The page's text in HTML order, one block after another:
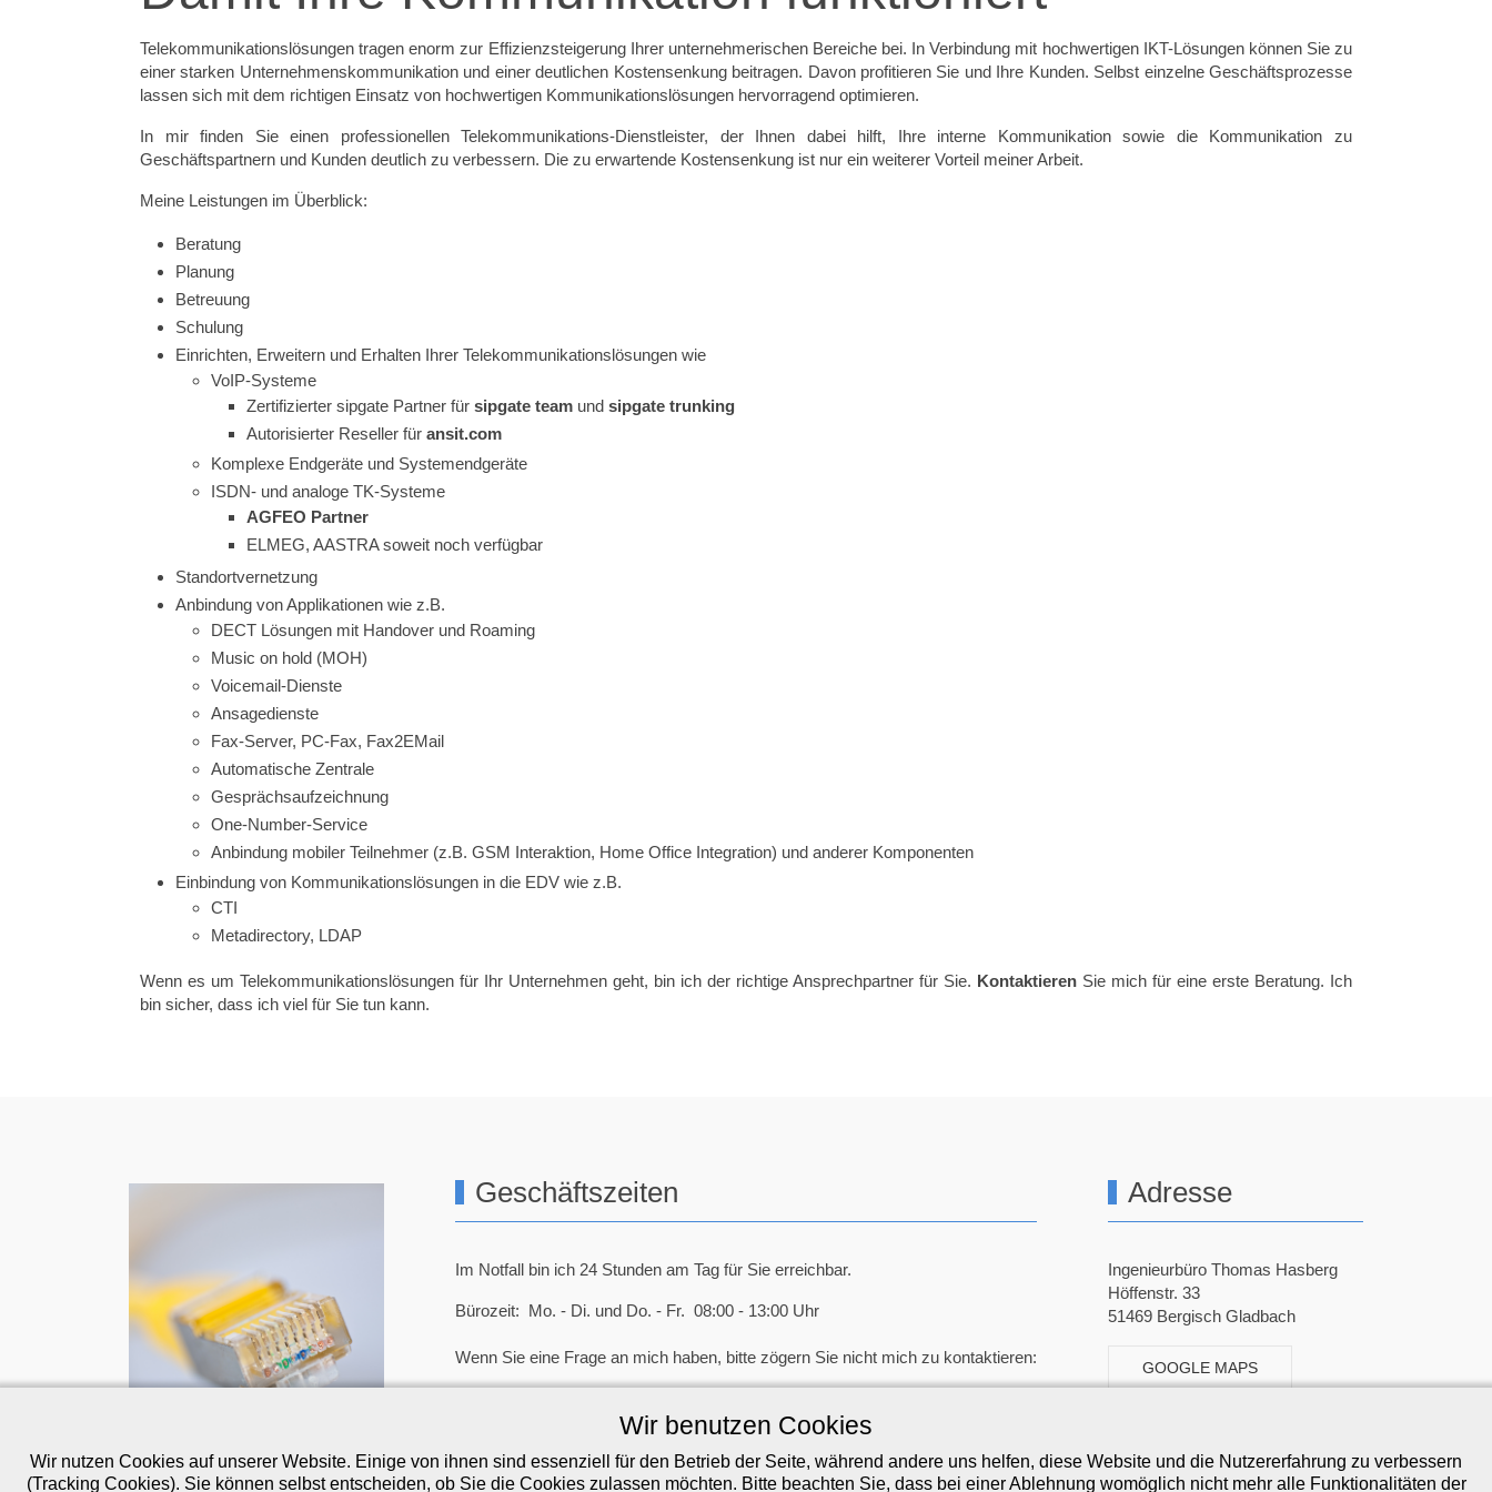
Telekommunikationslösungen tragen enorm zur Effizienzsteigerung Ihrer unternehmerischen Bereiche bei. In Verbindung mit hochwertigen IKT-Lösungen können Sie zu
einer starken Unternehmenskommunikation und einer deutlichen Kostensenkung beitragen. Davon profitieren Sie und Ihre Kunden. Selbst einzelne Geschäftsprozesse
lassen sich mit dem richtigen Einsatz von hochwertigen Kommunikationslösungen hervorragend optimieren.
In mir finden Sie einen professionellen Telekommunikations-Dienstleister, der Ihnen dabei hilft, Ihre interne Kommunikation sowie die Kommunikation zu
Geschäftspartnern und Kunden deutlich zu verbessern. Die zu erwartende Kostensenkung ist nur ein weiterer Vorteil meiner Arbeit.
Meine Leistungen im Überblick:
Beratung
Planung
Betreuung
Schulung
Einrichten, Erweitern und Erhalten Ihrer Telekommunikationslösungen wie
VoIP-Systeme
Zertifizierter sipgate Partner für sipgate team und sipgate trunking
Autorisierter Reseller für ansit.com
Komplexe Endgeräte und Systemendgeräte
ISDN- und analoge TK-Systeme
AGFEO Partner
ELMEG, AASTRA soweit noch verfügbar
Standortvernetzung
Anbindung von Applikationen wie z.B.
DECT Lösungen mit Handover und Roaming
Music on hold (MOH)
Voicemail-Dienste
Ansagedienste
Fax-Server, PC-Fax, Fax2EMail
Automatische Zentrale
Gesprächsaufzeichnung
One-Number-Service
Anbindung mobiler Teilnehmer (z.B. GSM Interaktion, Home Office Integration) und anderer Komponenten
Einbindung von Kommunikationslösungen in die EDV wie z.B.
CTI
Metadirectory, LDAP
Wenn es um Telekommunikationslösungen für Ihr Unternehmen geht, bin ich der richtige Ansprechpartner für Sie. Kontaktieren Sie mich für eine erste Beratung. Ich
bin sicher, dass ich viel für Sie tun kann.
Geschäftszeiten
Im Notfall bin ich 24 Stunden am Tag für Sie erreichbar.
Bürozeit: Mo. - Di. und Do. - Fr. 08:00 - 13:00 Uhr
Wenn Sie eine Frage an mich haben, bitte zögern Sie nicht mich zu kontaktieren:
t.hasberg (at) thomashasberg.de
Adresse
Ingenieurbüro Thomas Hasberg
Höffenstr. 33
51469 Bergisch Gladbach
GOOGLE MAPS
Wir benutzen Cookies
Wir nutzen Cookies auf unserer Website. Einige von ihnen sind essenziell für den Betrieb der Seite, während andere uns helfen, diese Website und die Nutzererfahrung zu verbessern
(Tracking Cookies). Sie können selbst entscheiden, ob Sie die Cookies zulassen möchten. Bitte beachten Sie, dass bei einer Ablehnung womöglich nicht mehr alle Funktionalitäten der